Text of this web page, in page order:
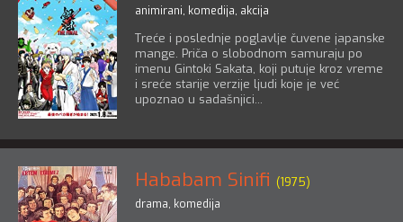
animirani, komedija, akcija
Treće i poslednje poglavlje čuvene japanske
mange. Priča o slobodnom samuraju po
imenu Gintoki Sakata, koji putuje kroz vreme
i sreće starije verzije ljudi koje je već
upoznao u sadašnjici...
Hababam Sinifi (1975)
drama, komedija